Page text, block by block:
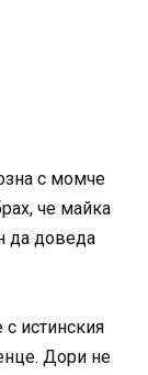
с момче
че майка
да доведа
истинския
Дори не